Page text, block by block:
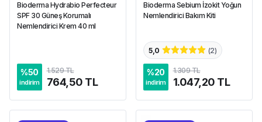
Bioderma Hydrabio Perfecteur
SPF 30 Güneş Korumalı
Nemlendirici Krem 40 ml
%50
indirim
1.529 TL
764,50 TL
Bioderma Sebium İzokit Yoğun
Nemlendirici Bakım Kiti
5,0 (2)
%20
indirim
1.309 TL
1.047,20 TL